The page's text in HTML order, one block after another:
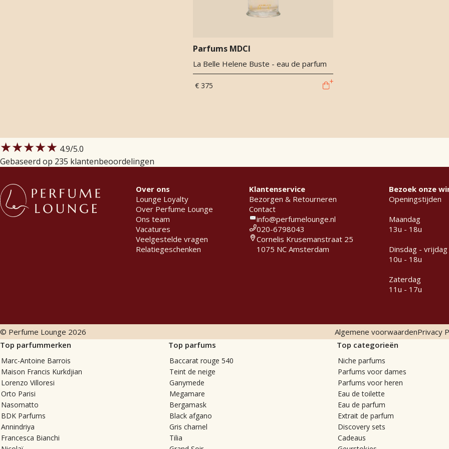
Parfums MDCI
La Belle Helene Buste - eau de parfum
€ 375
★★★★★ 4.9/5.0
Gebaseerd op 235 klantenbeoordelingen
Over ons
Lounge Loyalty
Over Perfume Lounge
Ons team
Vacatures
Veelgestelde vragen
Relatiegeschenken
Klantenservice
Bezorgen & Retourneren
Contact
info@perfumelounge.nl
020-6798043
Cornelis Krusemanstraat 25
1075 NC Amsterdam
Bezoek onze
Openingstijden
Maandag
13u - 18u
Dinsdag - vrijdag
10u - 18u
Zaterdag
11u - 17u
© Perfume Lounge 2026 Algemene voorwaardenPrivacy
Top parfummerken
Marc-Antoine Barrois
Maison Francis Kurkdjian
Lorenzo Villoresi
Orto Parisi
Nasomatto
BDK Parfums
Annindriya
Francesca Bianchi
Top parfums
Baccarat rouge 540
Teint de neige
Ganymede
Megamare
Bergamask
Black afgano
Gris charnel
Tilia
Top categorieën
Niche parfums
Parfums voor dames
Parfums voor heren
Eau de toilette
Eau de parfum
Extrait de parfum
Discovery sets
Cadeaus